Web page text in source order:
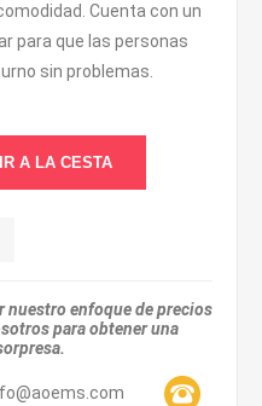
Cuenta con un
para que las personas
sin problemas.
nuestro enfoque de precios
para obtener una